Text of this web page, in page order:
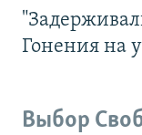
Гонения на
Выбор